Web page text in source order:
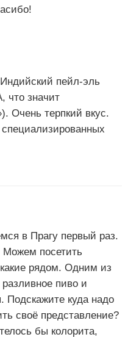
пейл-эль
что значит
Очень терпкий вкус.
в Прагу первый раз.
Можем посетить
рядом. Одним из
пиво и
Подскажите куда надо
своё представление?
бы колорита,